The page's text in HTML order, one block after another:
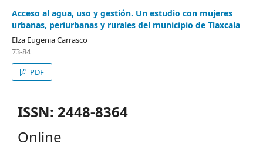
Acceso al agua, uso y gestión. Un estudio con mujeres
urbanas, periurbanas y rurales del municipio de Tlaxcala
Elza Eugenia Carrasco
73-84
PDF
ISSN: 2448-8364
Online